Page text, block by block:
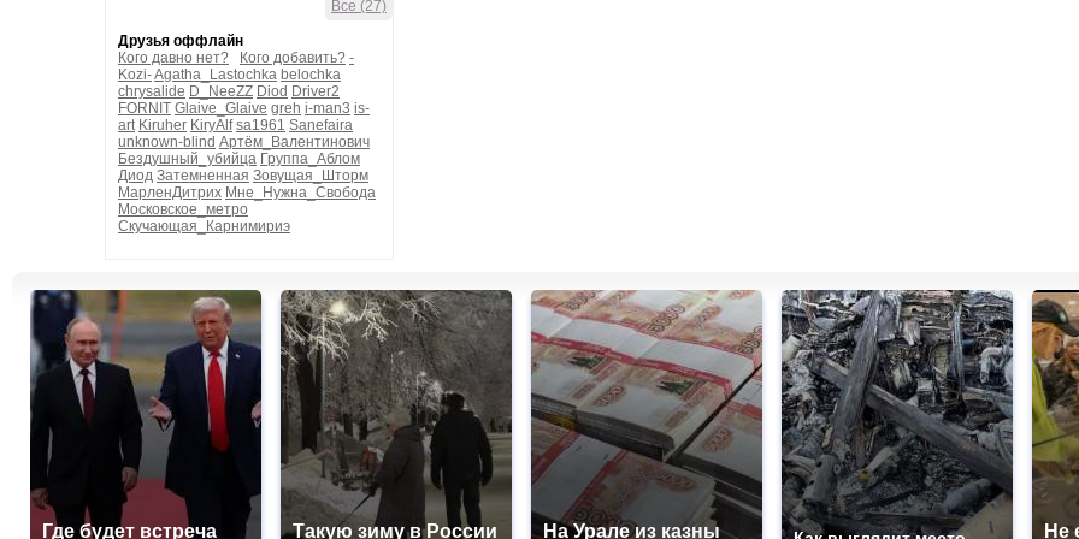
Все (27)
Друзья оффлайн
Кого давно нет?
Кого добавить? -
Kozi-Agatha_Lastochka belochka
chrysalide D_NeeZZ Diod Driver2
FORNIT Glaive_Glaive greh i-man3 is-
art Kiruher KiryAlf sa1961 Sanefaira
unknown-blind Артём_Валентинович
Бездушный_убийца Группа_Аблом
Диод Затемненная Зовущая_Шторм
МарленДитрих Мне_Нужна_Свобода
Московское_метро
Скучающая_Карнимириэ
Где будет встреча Такую зиму в России На Урале из казны Не